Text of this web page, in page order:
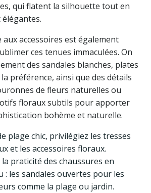
qui flatent la silhouette tout en
accessoires est également
ces tenues immaculées. On
des sandales blanches, plates
préférence, ainsi que des détails
de fleurs naturelles ou
floraux subtils pour apporter
bohème et naturelle.
plage chic, privilégiez les tresses
et les accessoires floraux.
la praticité des chaussures en
: les sandales ouvertes pour les
comme la plage ou jardin.